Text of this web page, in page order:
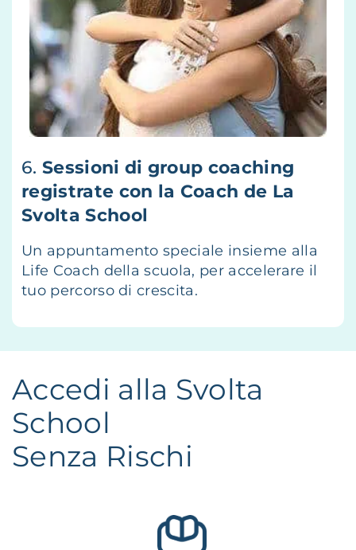
6. Sessioni di group coaching
registrate con la Coach de La
Svolta School
Un appuntamento speciale insieme alla
Life Coach della scuola, per accelerare il
tuo percorso di crescita.
Accedi alla Svolta
School
Senza Rischi